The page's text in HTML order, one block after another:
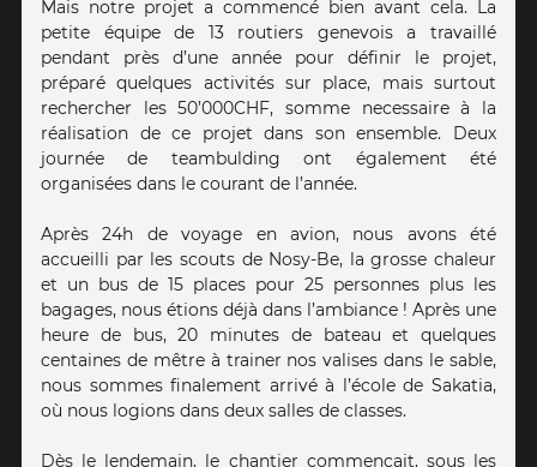
Mais notre projet a commencé bien avant cela. La
petite équipe de 13 routiers genevois a travaillé
pendant près d’une année pour définir le projet,
préparé quelques activités sur place, mais surtout
rechercher les 50’000CHF, somme necessaire à la
réalisation de ce projet dans son ensemble. Deux
journée de teambulding ont également été
organisées dans le courant de l’année.
Après 24h de voyage en avion, nous avons été
accueilli par les scouts de Nosy-Be, la grosse chaleur
et un bus de 15 places pour 25 personnes plus les
bagages, nous étions déjà dans l’ambiance ! Après une
heure de bus, 20 minutes de bateau et quelques
centaines de mêtre à trainer nos valises dans le sable,
nous sommes finalement arrivé à l’école de Sakatia,
où nous logions dans deux salles de classes.
Dès le lendemain, le chantier commençait, sous les